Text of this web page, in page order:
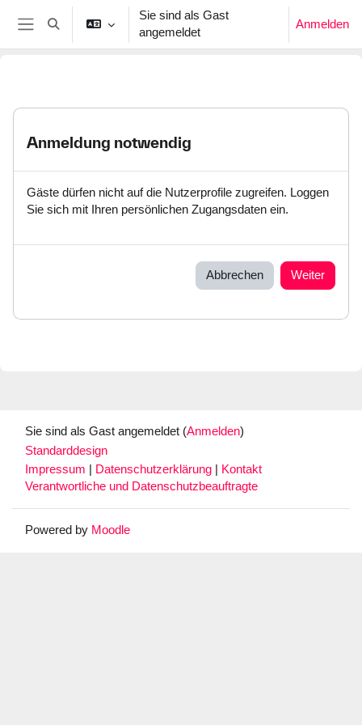
Zum Hauptinhalt
Website-Übersicht
Sucheingabe umschalten
Sie sind als Gast
angemeldet
Anmelden
Anmeldung notwendig
Gäste dürfen nicht auf die Nutzerprofile zugreifen. Loggen
Sie sich mit Ihren persönlichen Zugangsdaten ein.
Abbrechen Weiter
Sie sind als Gast angemeldet (Anmelden)
Standarddesign
Impressum
Datenschutzerklärung
Kontakt
Verantwortliche und Datenschutzbeauftragte
Powered by Moodle